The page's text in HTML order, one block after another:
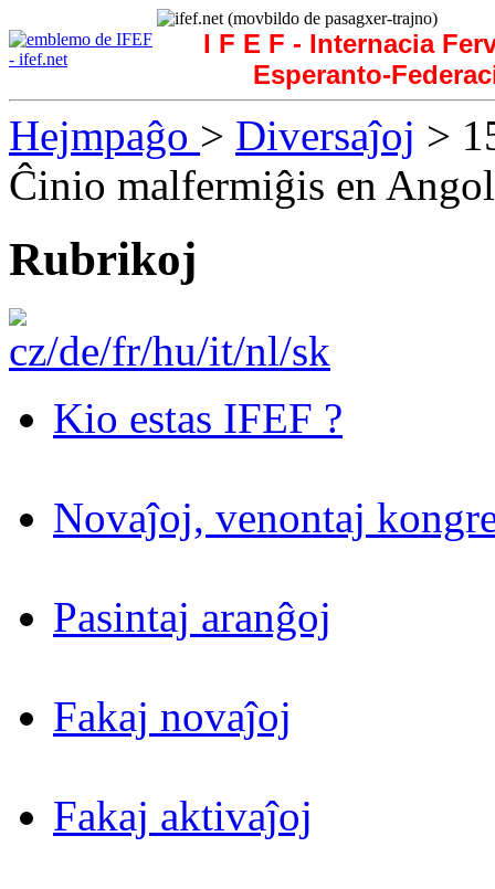
I F E F - Internacia
Esperanto-
Hejmpaĝo > Diversaĵoj >
Ĉinio malfermiĝis en
Rubrikoj
Kio estas IFEF ?
Novaĵoj, venontaj
Pasintaj aranĝoj
Fakaj novaĵoj
Fakaj aktivaĵoj